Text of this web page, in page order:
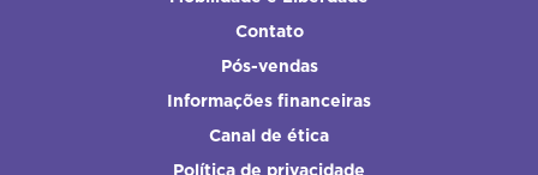
Contato
Pós-vendas
Informações financeiras
Canal de ética
Política de privacidade